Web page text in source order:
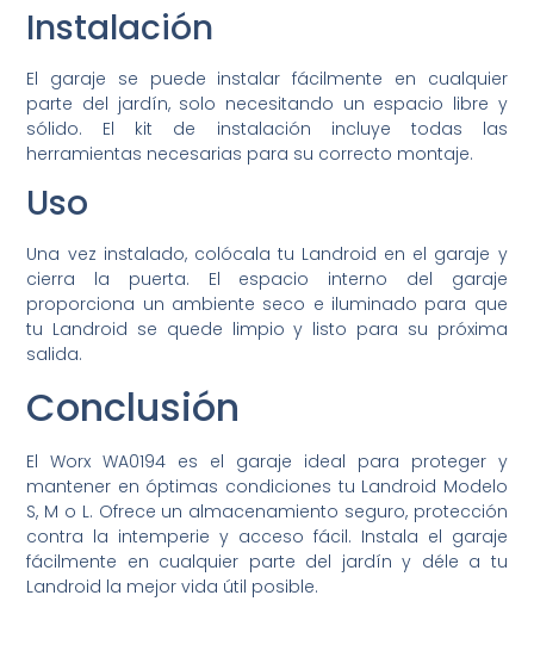
Instalación
El garaje se puede instalar fácilmente en cualquier
parte del jardín, solo necesitando un espacio libre y
sólido. El kit de instalación incluye todas las
herramientas necesarias para su correcto montaje.
Uso
Una vez instalado, colócala tu Landroid en el garaje y
cierra la puerta. El espacio interno del garaje
proporciona un ambiente seco e iluminado para que
tu Landroid se quede limpio y listo para su próxima
salida.
Conclusión
El Worx WA0194 es el garaje ideal para proteger y
mantener en óptimas condiciones tu Landroid Modelo
S, M o L. Ofrece un almacenamiento seguro, protección
contra la intemperie y acceso fácil. Instala el garaje
fácilmente en cualquier parte del jardín y déle a tu
Landroid la mejor vida útil posible.